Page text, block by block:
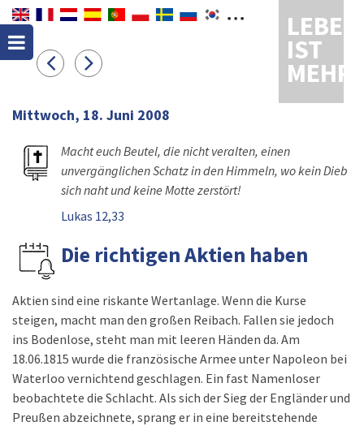
LEBEN
IST
MEHR
Mittwoch, 18. Juni 2008
Macht euch Beutel, die nicht veralten, einen
unvergänglichen Schatz in den Himmeln, wo kein Dieb
sich naht und keine Motte zerstört!
Lukas 12,33
Die richtigen Aktien haben
Aktien sind eine riskante Wertanlage. Wenn die Kurse
steigen, macht man den großen Reibach. Fallen sie jedoch
ins Bodenlose, steht man mit leeren Händen da. Am
18.06.1815 wurde die französische Armee unter Napoleon bei
Waterloo vernichtend geschlagen. Ein fast Namenloser
beobachtete die Schlacht. Als sich der Sieg der Engländer und
Preußen abzeichnete, sprang er in eine bereitstehende